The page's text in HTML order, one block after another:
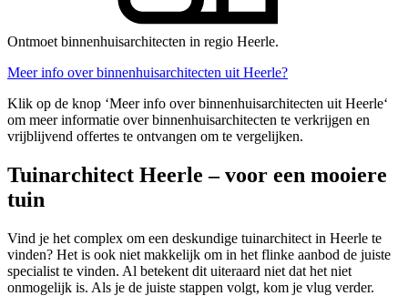
Ontmoet binnenhuisarchitecten in regio Heerle.
Meer info over binnenhuisarchitecten uit Heerle?
Klik op de knop ‘Meer info over binnenhuisarchitecten uit Heerle‘
om meer informatie over binnenhuisarchitecten te verkrijgen en
vrijblijvend offertes te ontvangen om te vergelijken.
Tuinarchitect Heerle – voor een mooiere
tuin
Vind je het complex om een deskundige tuinarchitect in Heerle te
vinden? Het is ook niet makkelijk om in het flinke aanbod de juiste
specialist te vinden. Al betekent dit uiteraard niet dat het niet
onmogelijk is. Als je de juiste stappen volgt, kom je vlug verder.